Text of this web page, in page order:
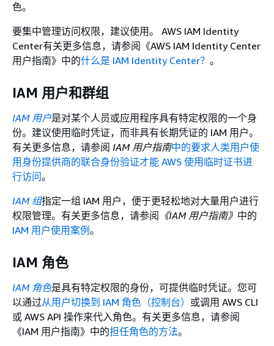
色。
要集中管理访问权限，建议使用。 AWS IAM Identity
Center有关更多信息，请参阅《AWS IAM Identity Center
用户指南》 中的什么是 IAM Identity Center？ 。
IAM 用户和群组
IAM 用户是对某个人员或应用程序具有特定权限的一个身
份。建议使用临时凭证，而非具有长期凭证的 IAM 用户。
有关更多信息，请参阅 IAM 用户指南中的要求人类用户使
用身份提供商的联合身份验证才能 AWS 使用临时证书进
行访问。
IAM 组指定一组 IAM 用户，便于更轻松地对大量用户进行
权限管理。有关更多信息，请参阅 《IAM 用户指南》 中的
IAM 用户使用案例 。
IAM 角色
IAM 角色是具有特定权限的身份，可提供临时凭证。您可
以通过从用户切换到 IAM 角色（控制台） 或调用 AWS CLI
或 AWS API 操作来代入角色。有关更多信息，请参阅
《IAM 用户指南》 中的担任角色的方法。